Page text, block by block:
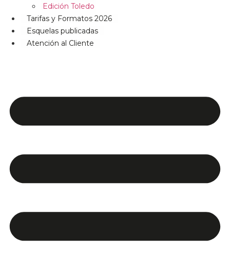
Edición Toledo
Tarifas y Formatos 2026
Esquelas publicadas
Atención al Cliente